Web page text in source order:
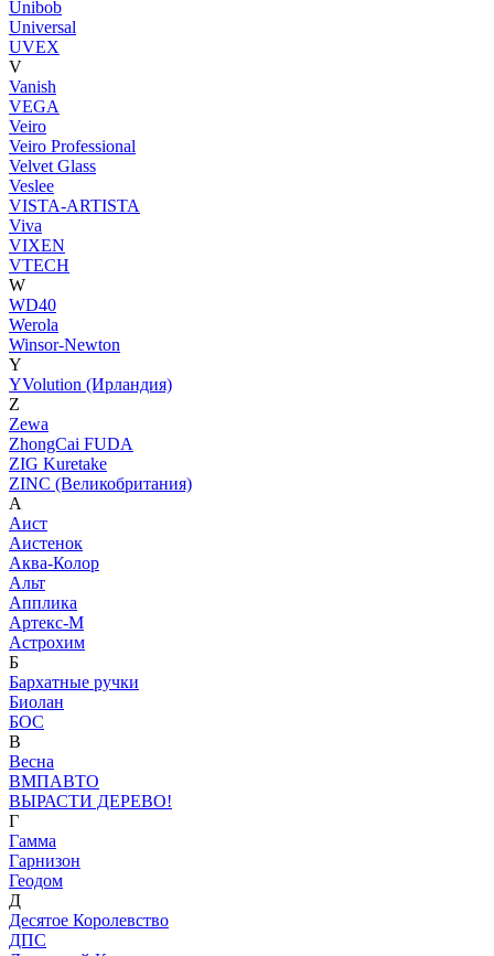
Unibob
Universal
UVEX
V
Vanish
VEGA
Veiro
Veiro Professional
Velvet Glass
Veslee
VISTA-ARTISTA
Viva
VIXEN
VTECH
W
WD40
Werola
Winsor-Newton
Y
YVolution (Ирландия)
Z
Zewa
ZhongCai FUDA
ZIG Kuretake
ZINC (Великобритания)
А
Аист
Аистенок
Аква-Колор
Альт
Апплика
Артекс-М
Астрохим
Б
Бархатные ручки
Биолан
БОС
В
Весна
ВМПАВТО
ВЫРАСТИ ДЕРЕВО!
Г
Гамма
Гарнизон
Геодом
Д
Десятое Королевство
ДПС